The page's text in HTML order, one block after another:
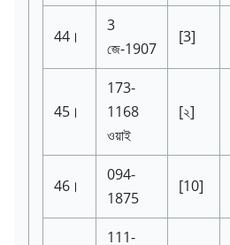
44।
3
জে-1907
[3]
45।
173-
1168
ওয়াই
[২]
46।
094-
1875
[10]
111-